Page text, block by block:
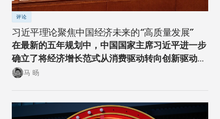
评论
习近平理论聚焦中国经济未来的“高质量发展”
在最新的五年规划中，中国国家主席习近平进一步
确立了将经济增长范式从消费驱动转向创新驱动的
经济转型方向。
马 旸